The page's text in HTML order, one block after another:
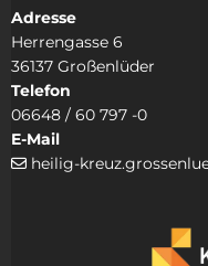
Adresse
Herrengasse 6
36137 Großenlüder
Telefon
06648 / 60 797 -0
E-Mail
 heilig-